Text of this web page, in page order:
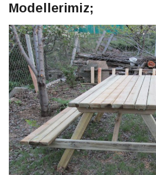
Modellerimiz;